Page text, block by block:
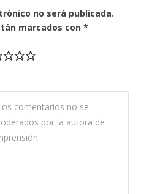
no será publicada.
marcados con *